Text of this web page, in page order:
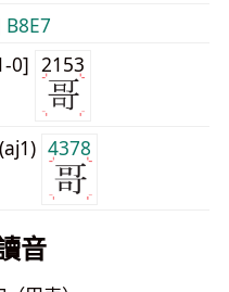
B8E7
0] 2153
4378
音